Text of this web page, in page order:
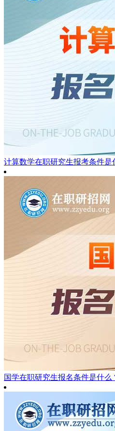
计算数学在职研究生报考条件是
国学在职研究生报名条件是什么